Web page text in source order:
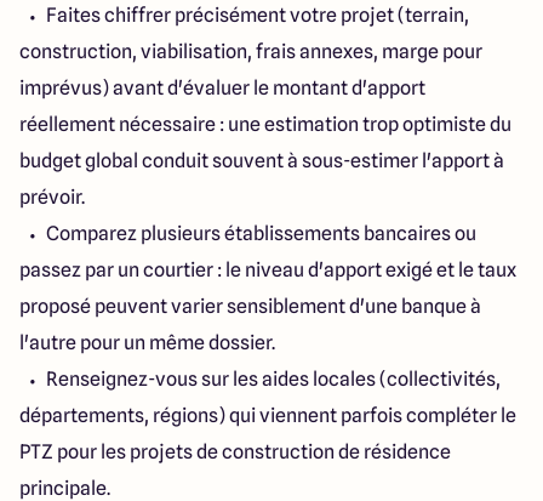
Faites chiffrer précisément votre projet (terrain,
construction, viabilisation, frais annexes, marge pour
imprévus) avant d'évaluer le montant d'apport
réellement nécessaire : une estimation trop optimiste du
budget global conduit souvent à sous-estimer l'apport à
prévoir.
Comparez plusieurs établissements bancaires ou
passez par un courtier : le niveau d'apport exigé et le taux
proposé peuvent varier sensiblement d'une banque à
l'autre pour un même dossier.
Renseignez-vous sur les aides locales (collectivités,
départements, régions) qui viennent parfois compléter le
PTZ pour les projets de construction de résidence
principale.